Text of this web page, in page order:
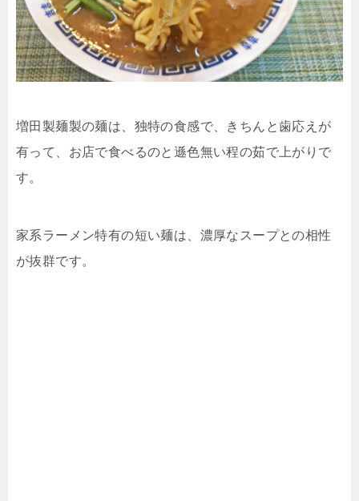
増田製麺製の麺は、独特の食感で、きちんと歯応えが
有って、お店で食べるのと遜色無い程の茹で上がりで
す。
家系ラーメン特有の短い麺は、濃厚なスープとの相性
が抜群です。